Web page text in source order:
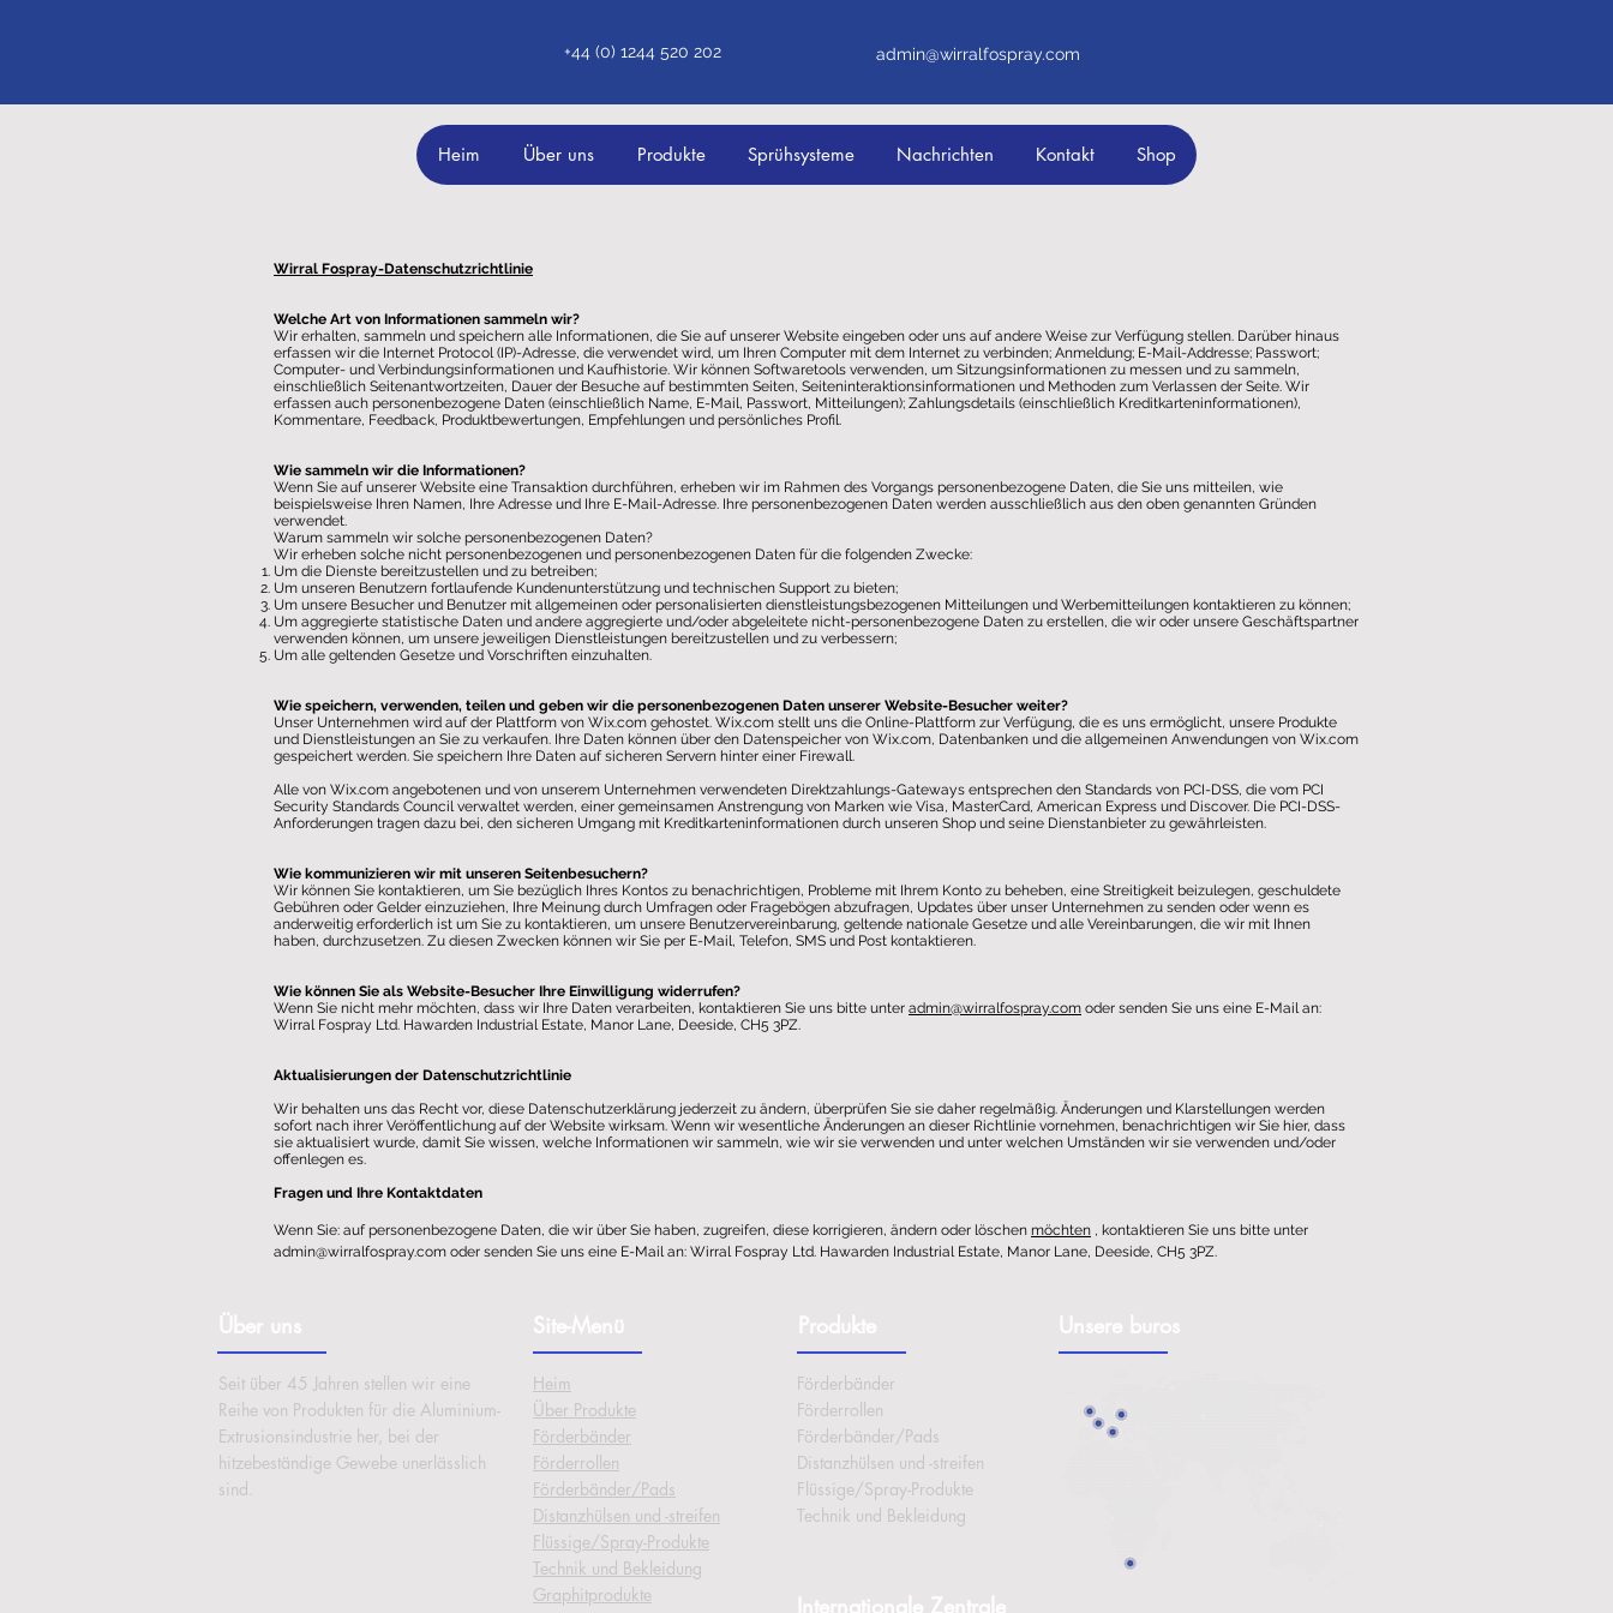
+44 (0) 1244 520 202 admin@wirralfospray.com
Heim Über uns Produkte Sprühsysteme Nachrichten Kontakt Shop
Wirral Fospray-Datenschutzrichtlinie
Welche Art von Informationen sammeln wir?
Wir erhalten, sammeln und speichern alle Informationen, die Sie auf unserer Website eingeben oder uns auf andere Weise zur Verfügung stellen. Darüber hinaus
erfassen wir die Internet Protocol (IP)-Adresse, die verwendet wird, um Ihren Computer mit dem Internet zu verbinden; Anmeldung; E-Mail-Addresse; Passwort;
Computer- und Verbindungsinformationen und Kaufhistorie. Wir können Softwaretools verwenden, um Sitzungsinformationen zu messen und zu sammeln,
einschließlich Seitenantwortzeiten, Dauer der Besuche auf bestimmten Seiten, Seiteninteraktionsinformationen und Methoden zum Verlassen der Seite. Wir
erfassen auch personenbezogene Daten (einschließlich Name, E-Mail, Passwort, Mitteilungen); Zahlungsdetails (einschließlich Kreditkarteninformationen),
Kommentare, Feedback, Produktbewertungen, Empfehlungen und persönliches Profil.
Wie sammeln wir die Informationen?
Wenn Sie auf unserer Website eine Transaktion durchführen, erheben wir im Rahmen des Vorgangs personenbezogene Daten, die Sie uns mitteilen, wie
beispielsweise Ihren Namen, Ihre Adresse und Ihre E-Mail-Adresse. Ihre personenbezogenen Daten werden ausschließlich aus den oben genannten Gründen
verwendet.
Warum sammeln wir solche personenbezogenen Daten?
Wir erheben solche nicht personenbezogenen und personenbezogenen Daten für die folgenden Zwecke:
Um die Dienste bereitzustellen und zu betreiben;
Um unseren Benutzern fortlaufende Kundenunterstützung und technischen Support zu bieten;
Um unsere Besucher und Benutzer mit allgemeinen oder personalisierten dienstleistungsbezogenen Mitteilungen und Werbemitteilungen kontaktieren zu können;
Um aggregierte statistische Daten und andere aggregierte und/oder abgeleitete nicht-personenbezogene Daten zu erstellen, die wir oder unsere Geschäftspartner
verwenden können, um unsere jeweiligen Dienstleistungen bereitzustellen und zu verbessern;
Um alle geltenden Gesetze und Vorschriften einzuhalten.
Wie speichern, verwenden, teilen und geben wir die personenbezogenen Daten unserer Website-Besucher weiter?
Unser Unternehmen wird auf der Plattform von Wix.com gehostet. Wix.com stellt uns die Online-Plattform zur Verfügung, die es uns ermöglicht, unsere Produkte
und Dienstleistungen an Sie zu verkaufen. Ihre Daten können über den Datenspeicher von Wix.com, Datenbanken und die allgemeinen Anwendungen von Wix.com
gespeichert werden. Sie speichern Ihre Daten auf sicheren Servern hinter einer Firewall.
Alle von Wix.com angebotenen und von unserem Unternehmen verwendeten Direktzahlungs-Gateways entsprechen den Standards von PCI-DSS, die vom PCI
Security Standards Council verwaltet werden, einer gemeinsamen Anstrengung von Marken wie Visa, MasterCard, American Express und Discover. Die PCI-DSS-
Anforderungen tragen dazu bei, den sicheren Umgang mit Kreditkarteninformationen durch unseren Shop und seine Dienstanbieter zu gewährleisten.
Wie kommunizieren wir mit unseren Seitenbesuchern?
Wir können Sie kontaktieren, um Sie bezüglich Ihres Kontos zu benachrichtigen, Probleme mit Ihrem Konto zu beheben, eine Streitigkeit beizulegen, geschuldete
Gebühren oder Gelder einzuziehen, Ihre Meinung durch Umfragen oder Fragebögen abzufragen, Updates über unser Unternehmen zu senden oder wenn es
anderweitig erforderlich ist um Sie zu kontaktieren, um unsere Benutzervereinbarung, geltende nationale Gesetze und alle Vereinbarungen, die wir mit Ihnen
haben, durchzusetzen. Zu diesen Zwecken können wir Sie per E-Mail, Telefon, SMS und Post kontaktieren.
Wie können Sie als Website-Besucher Ihre Einwilligung widerrufen?
Wenn Sie nicht mehr möchten, dass wir Ihre Daten verarbeiten, kontaktieren Sie uns bitte unter admin@wirralfospray.com oder senden Sie uns eine E-Mail an:
Wirral Fospray Ltd. Hawarden Industrial Estate, Manor Lane, Deeside, CH5 3PZ.
Aktualisierungen der Datenschutzrichtlinie
Wir behalten uns das Recht vor, diese Datenschutzerklärung jederzeit zu ändern, überprüfen Sie sie daher regelmäßig. Änderungen und Klarstellungen werden
sofort nach ihrer Veröffentlichung auf der Website wirksam. Wenn wir wesentliche Änderungen an dieser Richtlinie vornehmen, benachrichtigen wir Sie hier, dass
sie aktualisiert wurde, damit Sie wissen, welche Informationen wir sammeln, wie wir sie verwenden und unter welchen Umständen wir sie verwenden und/oder
offenlegen es.
Fragen und Ihre Kontaktdaten
Wenn Sie: auf personenbezogene Daten, die wir über Sie haben, zugreifen, diese korrigieren, ändern oder löschen möchten , kontaktieren Sie uns bitte unter
admin@wirralfospray.com oder senden Sie uns eine E-Mail an: Wirral Fospray Ltd. Hawarden Industrial Estate, Manor Lane, Deeside, CH5 3PZ.
Über uns
Seit über 45 Jahren stellen wir eine
Reihe von Produkten für die Aluminium-
Extrusionsindustrie her, bei der
hitzebeständige Gewebe unerlässlich
sind.
Site-Menü
Heim
Über Produkte
Förderbänder
Förderrollen
Förderbänder/Pads
Distanzhülsen und -streifen
Flüssige/Spray-Produkte
Technik und Bekleidung
Graphitprodukte
Produkte
Förderbänder
Förderrollen
Förderbänder/Pads
Distanzhülsen und -streifen
Flüssige/Spray-Produkte
Technik und Bekleidung
Internationale Zentrale
Unsere buros